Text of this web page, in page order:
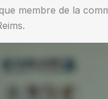
membre de la